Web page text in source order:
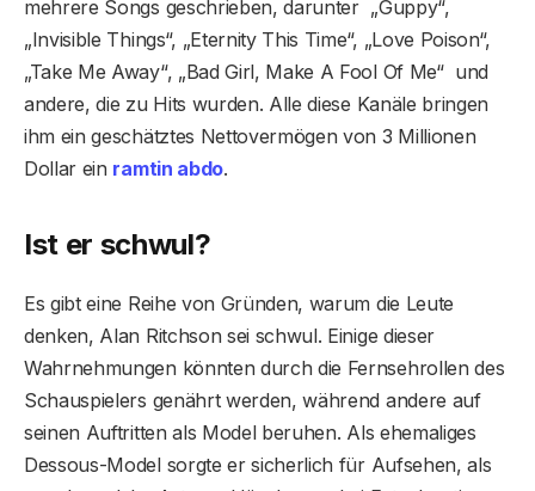
mehrere Songs geschrieben, darunter „Guppy“,
„Invisible Things“, „Eternity This Time“, „Love Poison“,
„Take Me Away“, „Bad Girl, Make A Fool Of Me“ und
andere, die zu Hits wurden. Alle diese Kanäle bringen
ihm ein geschätztes Nettovermögen von 3 Millionen
Dollar ein ramtin abdo.
Ist er schwul?
Es gibt eine Reihe von Gründen, warum die Leute
denken, Alan Ritchson sei schwul. Einige dieser
Wahrnehmungen könnten durch die Fernsehrollen des
Schauspielers genährt werden, während andere auf
seinen Auftritten als Model beruhen. Als ehemaliges
Dessous-Model sorgte er sicherlich für Aufsehen, als